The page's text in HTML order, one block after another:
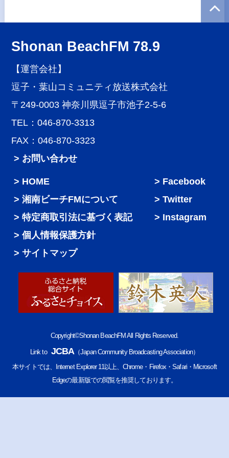
Shonan BeachFM 78.9
【運営会社】
逗子・葉山コミュニティ放送株式会社
〒249-0003 神奈川県逗子市池子2-5-6
TEL：046-870-3313
FAX：046-870-3323
> お問い合わせ
HOME
湘南ビーチFMについて
特定商取引法に基づく表記
個人情報保護方針
サイトマップ
Facebook
Twitter
Instagram
Copyright©Shonan BeachFM All Rights Reserved.
Link to JCBA（Japan Community Broadcasting Association）
本サイトでは、Internet Explorer 11以上、Chrome・Firefox・Safari・Microsoft
Edgeの最新版での閲覧を推奨しております。